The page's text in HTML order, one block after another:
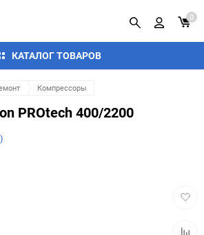
КАТАЛОГ ТОВАРОВ
0
Компрессоры
PROtech 400/2200